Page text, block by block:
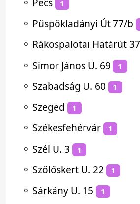
1
⚬ Püspökladányi Út 77/b
⚬ Rákospalotai Határút 37
⚬ Simor János U. 69 1
⚬ Szabadság U. 60 1
⚬ Szeged 1
⚬ Székesfehérvár 1
⚬ Szél U. 3 1
⚬ Szőlőskert U. 22 1
⚬ Sárkány U. 15 1